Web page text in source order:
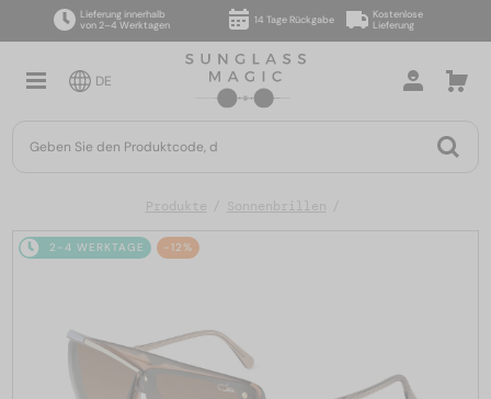
Lieferung innerhalb
von 2–4 Werktagen
14 Tage Rückgabe
Kostenlose
Lieferung
DE
Produkte Sonnenbrillen
2-4 WERKTAGE -12%